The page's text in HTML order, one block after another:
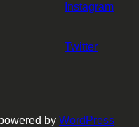
Instagram
Twitter
byWordPress